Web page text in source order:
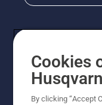
Cookies
By clicking “Accept